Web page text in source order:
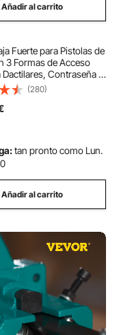
Añadir al carrito
Fuerte para Pistolas de
3 Formas de Acceso
Dactilares, Contraseña y
Fuerte para Armas con
Capacidad de 1
Negro
(280)
tan pronto como Lun.
Añadir al carrito